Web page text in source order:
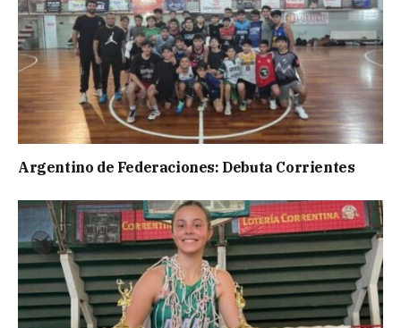
Argentino de Federaciones: Debuta Corrientes